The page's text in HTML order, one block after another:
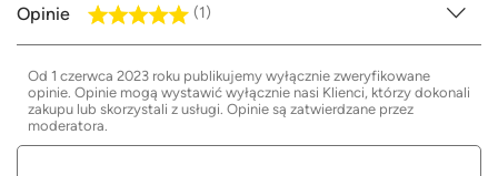
Opinie (1)
Od 1 czerwca 2023 roku publikujemy wyłącznie zweryfikowane
opinie. Opinie mogą wystawić wyłącznie nasi Klienci, którzy dokonali
zakupu lub skorzystali z usługi. Opinie są zatwierdzane przez
moderatora.